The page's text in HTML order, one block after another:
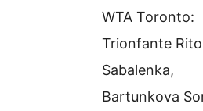
WTA Toronto:
Trionfante
Sabalenka,
Bartunkova